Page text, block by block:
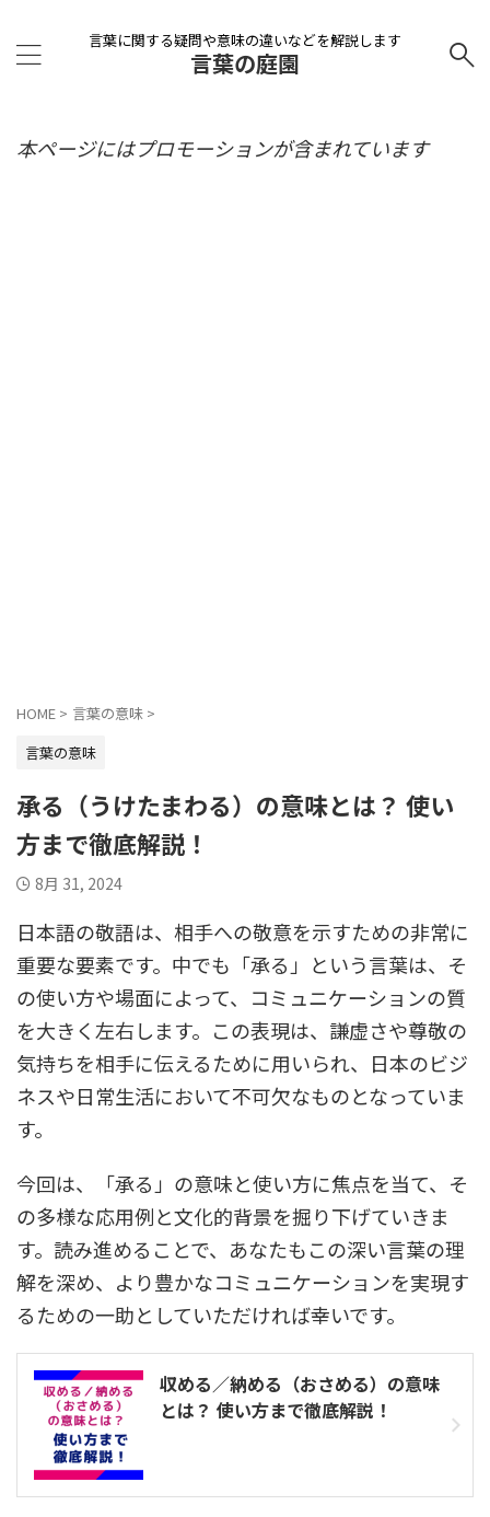
言葉に関する疑問や意味の違いなどを解説します
言葉の庭園
本ページにはプロモーションが含まれています
HOME > 言葉の意味 >
言葉の意味
承る（うけたまわる）の意味とは？ 使い
方まで徹底解説！
8月 31, 2024
日本語の敬語は、相手への敬意を示すための非常に
重要な要素です。中でも「承る」という言葉は、そ
の使い方や場面によって、コミュニケーションの質
を大きく左右します。この表現は、謙虚さや尊敬の
気持ちを相手に伝えるために用いられ、日本のビジ
ネスや日常生活において不可欠なものとなっていま
す。
今回は、「承る」の意味と使い方に焦点を当て、そ
の多様な応用例と文化的背景を掘り下げていきま
す。読み進めることで、あなたもこの深い言葉の理
解を深め、より豊かなコミュニケーションを実現す
るための一助としていただければ幸いです。
収める／納める（おさめる）の意味
とは？ 使い方まで徹底解説！